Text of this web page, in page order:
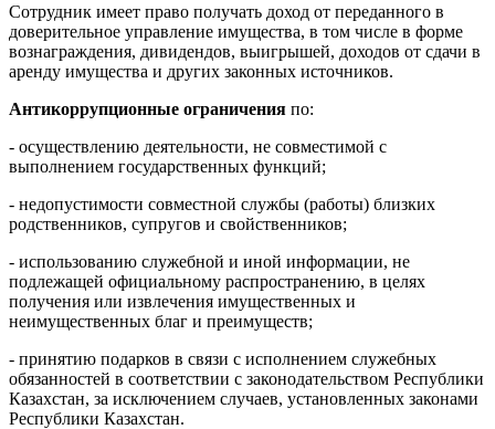
Сотрудник имеет право получать доход от переданного в
доверительное управление имущества, в том числе в форме
вознаграждения, дивидендов, выигрышей, доходов от сдачи в
аренду имущества и других законных источников.
Антикоррупционные ограничения по:
- осуществлению деятельности, не совместимой с
выполнением государственных функций;
- недопустимости совместной службы (работы) близких
родственников, супругов и свойственников;
- использованию служебной и иной информации, не
подлежащей официальному распространению, в целях
получения или извлечения имущественных и
неимущественных благ и преимуществ;
- принятию подарков в связи с исполнением служебных
обязанностей в соответствии с законодательством Республики
Казахстан, за исключением случаев, установленных законами
Республики Казахстан.